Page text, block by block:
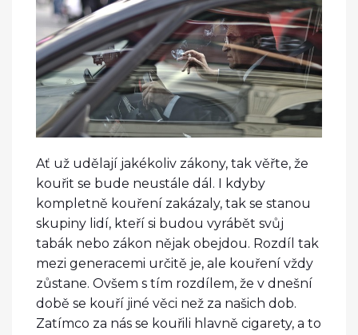
Ať už udělají jakékoliv zákony, tak věřte, že
kouřit se bude neustále dál. I kdyby
kompletně kouření zakázaly, tak se stanou
skupiny lidí, kteří si budou vyrábět svůj
tabák nebo zákon nějak obejdou. Rozdíl tak
mezi generacemi určitě je, ale kouření vždy
zůstane. Ovšem s tím rozdílem, že v dnešní
době se kouří jiné věci než za našich dob.
Zatímco za nás se kouřili hlavně cigarety, a to